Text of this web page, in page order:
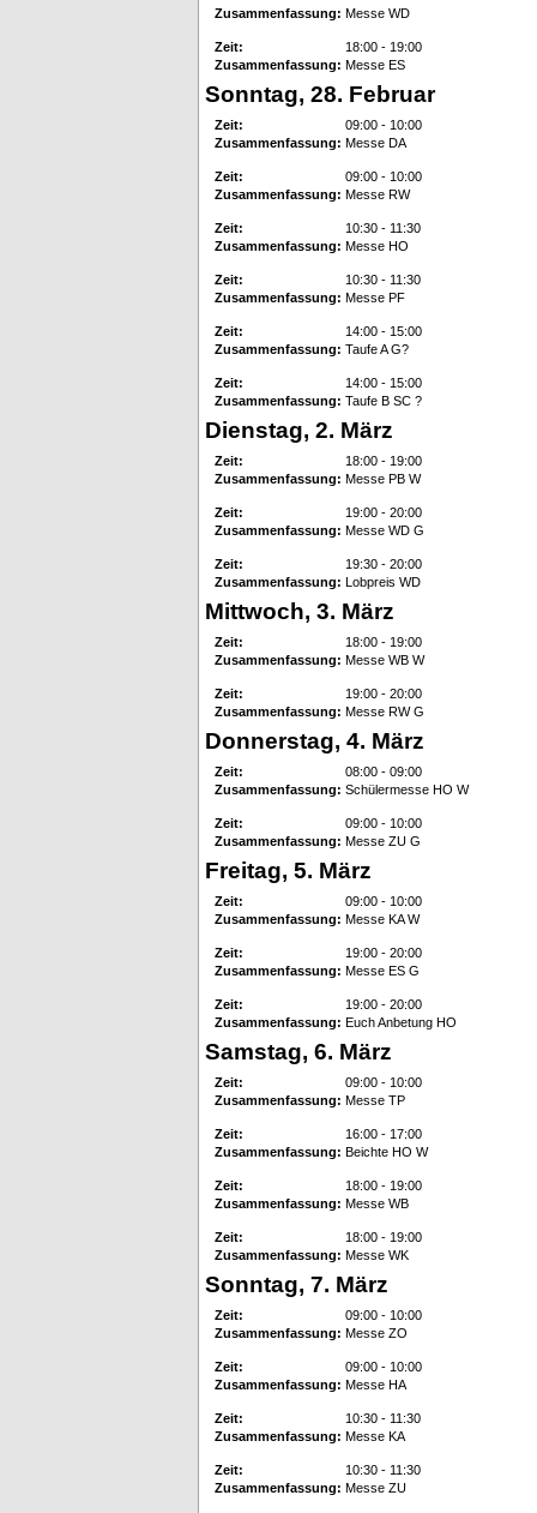
Zusammenfassung: Messe WD
Zeit:
18:00 - 19:00
Zusammenfassung: Messe ES
Sonntag, 28. Februar
Zeit:
09:00 - 10:00
Zusammenfassung: Messe DA
Zeit:
09:00 - 10:00
Zusammenfassung: Messe RW
Zeit:
10:30 - 11:30
Zusammenfassung: Messe HO
Zeit:
10:30 - 11:30
Zusammenfassung: Messe PF
Zeit:
14:00 - 15:00
Zusammenfassung: Taufe A G?
Zeit:
14:00 - 15:00
Zusammenfassung: Taufe B SC ?
Dienstag, 2. März
Zeit:
18:00 - 19:00
Zusammenfassung: Messe PB W
Zeit:
19:00 - 20:00
Zusammenfassung: Messe WD G
Zeit:
19:30 - 20:00
Zusammenfassung: Lobpreis WD
Mittwoch, 3. März
Zeit:
18:00 - 19:00
Zusammenfassung: Messe WB W
Zeit:
19:00 - 20:00
Zusammenfassung: Messe RW G
Donnerstag, 4. März
Zeit:
08:00 - 09:00
Zusammenfassung: Schülermesse HO W
Zeit:
09:00 - 10:00
Zusammenfassung: Messe ZU G
Freitag, 5. März
Zeit:
09:00 - 10:00
Zusammenfassung: Messe KA W
Zeit:
19:00 - 20:00
Zusammenfassung: Messe ES G
Zeit:
19:00 - 20:00
Zusammenfassung: Euch Anbetung HO
Samstag, 6. März
Zeit:
09:00 - 10:00
Zusammenfassung: Messe TP
Zeit:
16:00 - 17:00
Zusammenfassung: Beichte HO W
Zeit:
18:00 - 19:00
Zusammenfassung: Messe WB
Zeit:
18:00 - 19:00
Zusammenfassung: Messe WK
Sonntag, 7. März
Zeit:
09:00 - 10:00
Zusammenfassung: Messe ZO
Zeit:
09:00 - 10:00
Zusammenfassung: Messe HA
Zeit:
10:30 - 11:30
Zusammenfassung: Messe KA
Zeit:
10:30 - 11:30
Zusammenfassung: Messe ZU